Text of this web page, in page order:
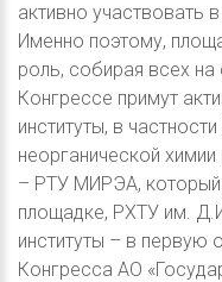
активно участвовать
Именно поэтому,
роль, собирая всех
Конгрессе примут
институты, в
неорганической
– РТУ МИРЭА, который
площадке, РХТУ им.
институты – в первую
Конгресса АО